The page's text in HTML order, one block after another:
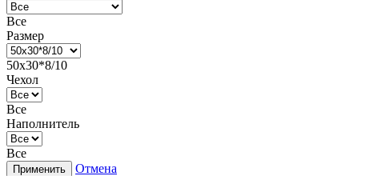
Все
Размер
50х30*8/10
Чехол
Все
Наполнитель
Все
Применить
Отмена